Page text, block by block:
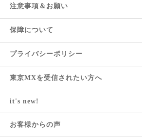
注意事項＆お願い
保障について
プライバシーポリシー
東京MXを受信されたい方へ
it's new!
お客様からの声